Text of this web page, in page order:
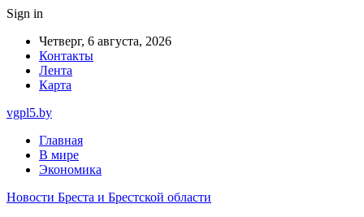
Sign in
Четверг, 6 августа, 2026
Контакты
Лента
Карта
vgpl5.by
Главная
В мире
Экономика
Новости Бреста и Брестской области